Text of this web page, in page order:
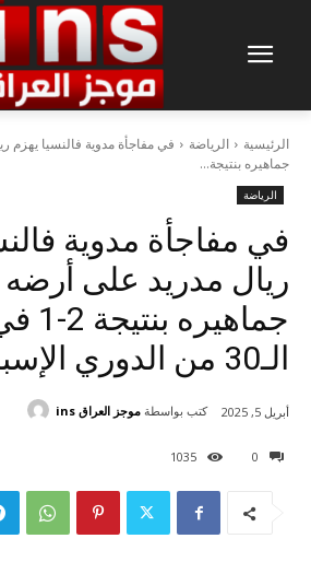
الرئيسية الرياضة
في مفاجأة مدوية فالنسيا يهزم
جماهيره بنتيجة...
الرياضة
في مفاجأة مدوية
ريال مدريد على أرضه
الـ30 من الدوري الإسباني
0
1035
أبريل 5, 2025 كتب بواسطة موجز العراق ins